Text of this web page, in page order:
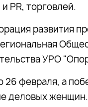
PR, торговлей.
развития
УРО
февраля, а
деловых женщин.